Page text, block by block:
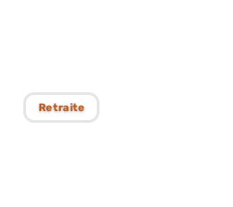
Retraite